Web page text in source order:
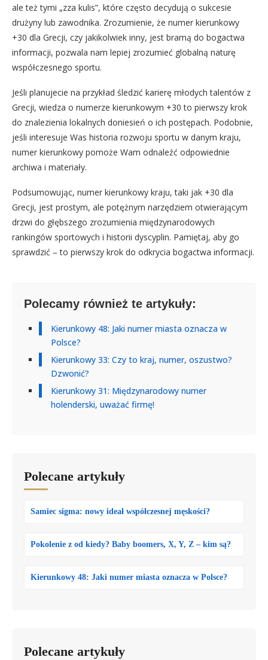
ale też tymi „zza kulis”, które często decydują o sukcesie
drużyny lub zawodnika. Zrozumienie, że numer kierunkowy
+30 dla Grecji, czy jakikolwiek inny, jest bramą do bogactwa
informacji, pozwala nam lepiej zrozumieć globalną naturę
współczesnego sportu.
Jeśli planujecie na przykład śledzić karierę młodych talentów z
Grecji, wiedza o numerze kierunkowym +30 to pierwszy krok
do znalezienia lokalnych doniesień o ich postępach. Podobnie,
jeśli interesuje Was historia rozwoju sportu w danym kraju,
numer kierunkowy pomoże Wam odnaleźć odpowiednie
archiwa i materiały.
Podsumowując, numer kierunkowy kraju, taki jak +30 dla
Grecji, jest prostym, ale potężnym narzędziem otwierającym
drzwi do głębszego zrozumienia międzynarodowych
rankingów sportowych i historii dyscyplin. Pamiętaj, aby go
sprawdzić – to pierwszy krok do odkrycia bogactwa informacji.
Polecamy również te artykuły:
Kierunkowy 48: Jaki numer miasta oznacza w
Polsce?
Kierunkowy 33: Czy to kraj, numer, oszustwo?
Dzwonić?
Kierunkowy 31: Międzynarodowy numer
holenderski, uważać firmę!
Polecane artykuły
Samiec sigma: nowy ideał współczesnej męskości?
Pokolenie z od kiedy? Baby boomers, X, Y, Z – kim są?
Kierunkowy 48: Jaki numer miasta oznacza w Polsce?
Polecane artykuły